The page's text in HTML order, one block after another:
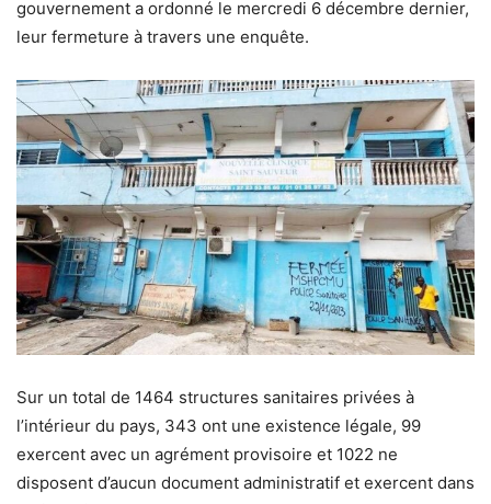
gouvernement a ordonné le mercredi 6 décembre dernier,
leur fermeture à travers une enquête.
Sur un total de 1464 structures sanitaires privées à
l’intérieur du pays, 343 ont une existence légale, 99
exercent avec un agrément provisoire et 1022 ne
disposent d’aucun document administratif et exercent dans